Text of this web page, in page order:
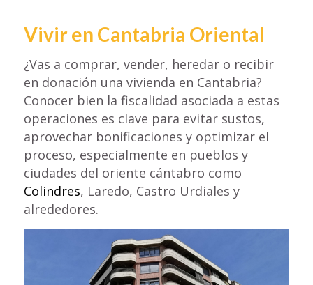
Vivir en Cantabria Oriental
¿Vas a comprar, vender, heredar o recibir
en donación una vivienda en Cantabria?
Conocer bien la fiscalidad asociada a estas
operaciones es clave para evitar sustos,
aprovechar bonificaciones y optimizar el
proceso, especialmente en pueblos y
ciudades del oriente cántabro como
Colindres, Laredo, Castro Urdiales y
alrededores.